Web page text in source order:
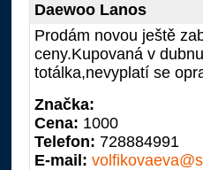
Daewoo Lanos
Prodám novou ještě
ceny.Kupovaná v
totálka,nevyplatí se
Značka:
Cena: 1000
Telefon: 728884991
E-mail: